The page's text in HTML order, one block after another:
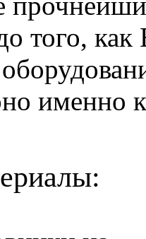
того, как
именно